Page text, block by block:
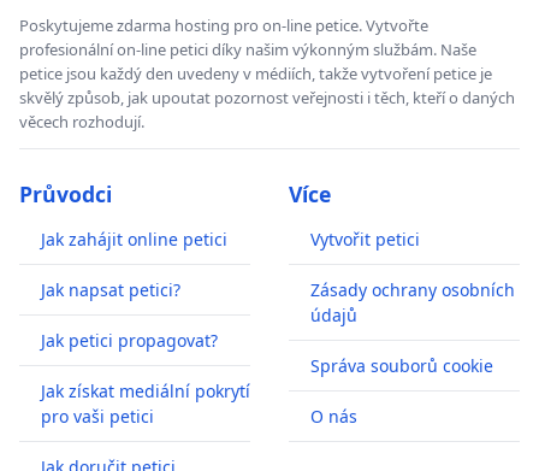
Poskytujeme zdarma hosting pro on-line petice. Vytvořte
profesionální on-line petici díky našim výkonným službám. Naše
petice jsou každý den uvedeny v médiích, takže vytvoření petice je
skvělý způsob, jak upoutat pozornost veřejnosti i těch, kteří o daných
věcech rozhodují.
Průvodci
Jak zahájit online petici
Jak napsat petici?
Jak petici propagovat?
Jak získat mediální pokrytí
pro vaši petici
Více
Vytvořit petici
Zásady ochrany osobních
údajů
Správa souborů cookie
O nás